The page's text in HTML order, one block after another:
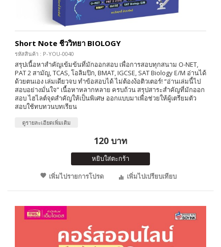
Short Note ชีววิทยา BIOLOGY
รหัสสินค้า : P-YOU-0040
สรุปเนื้อหาสำคัญเข้มข้นที่มักออกสอบ เพื่อการสอบทุกสนาม O-NET,
PAT 2 สามัญ, TCAS, โอลิมปิก, BMAT, IGCSE, SAT Biology E/M อ่านได้
ด้วยตนเอง เล่มเดียวจบ ทำข้อสอบได้ ไม่ต้องง้อติวเตอร์! “อ่านเล่มนี้ไป
สอบอย่างมั่นใจ” เนื้อหาหลากหลาย ครบถ้วน สรุปสาระสำคัญที่มักออก
สอบ ไฮไลต์จุดสำคัญให้เป็นพิเศษ ออกแบบมาเพื่อช่วยให้ผู้เตรียมตัว
สอบใช้ทบทวนบทเรียน
ดูรายละเอียดเพิ่มเติม
120 บาท
หยิบใส่ตะกร้า
เพิ่มไปรายการโปรด
เพิ่มไปเปรียบเทียบ